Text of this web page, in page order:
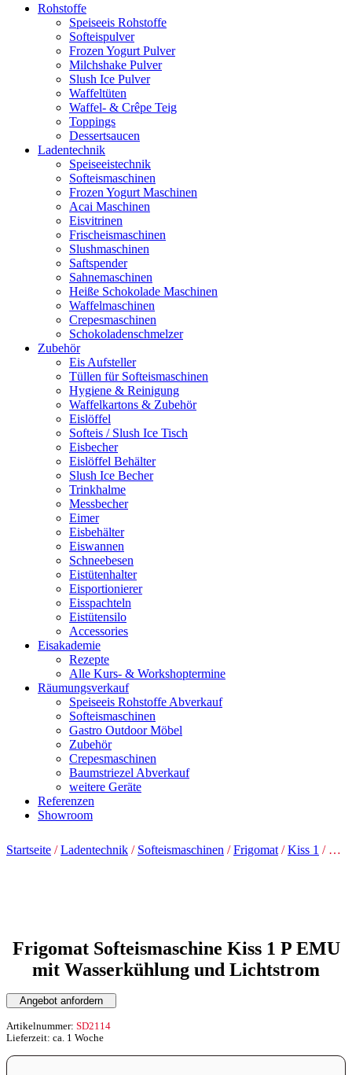
Rohstoffe
Speiseeis Rohstoffe
Softeispulver
Frozen Yogurt Pulver
Milchshake Pulver
Slush Ice Pulver
Waffeltüten
Waffel- & Crêpe Teig
Toppings
Dessertsaucen
Ladentechnik
Speiseeistechnik
Softeismaschinen
Frozen Yogurt Maschinen
Acai Maschinen
Eisvitrinen
Frischeismaschinen
Slushmaschinen
Saftspender
Sahnemaschinen
Heiße Schokolade Maschinen
Waffelmaschinen
Crepesmaschinen
Schokoladenschmelzer
Zubehör
Eis Aufsteller
Tüllen für Softeismaschinen
Hygiene & Reinigung
Waffelkartons & Zubehör
Eislöffel
Softeis / Slush Ice Tisch
Eisbecher
Eislöffel Behälter
Slush Ice Becher
Trinkhalme
Messbecher
Eimer
Eisbehälter
Eiswannen
Schneebesen
Eistütenhalter
Eisportionierer
Eisspachteln
Eistütensilo
Accessories
Eisakademie
Rezepte
Alle Kurs- & Workshoptermine
Räumungsverkauf
Speiseeis Rohstoffe Abverkauf
Softeismaschinen
Gastro Outdoor Möbel
Zubehör
Crepesmaschinen
Baumstriezel Abverkauf
weitere Geräte
Referenzen
Showroom
Startseite /Ladentechnik / Softeismaschinen /Frigomat /Kiss 1 / Frigomat Softeismaschine Kiss 1 P EMU mit Wasserkühlung und Lichtstrom
Frigomat Softeismaschine Kiss 1 P EMU
mit Wasserkühlung und Lichtstrom
Angebot anfordern
Artikelnummer: SD2114
Lieferzeit: ca. 1 Woche